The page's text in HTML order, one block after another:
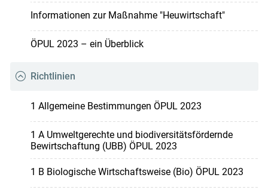
Informationen zur Maßnahme "Heuwirtschaft"
ÖPUL 2023 – ein Überblick
Richtlinien
1 Allgemeine Bestimmungen ÖPUL 2023
1 A Umweltgerechte und biodiversitätsfördernde
Bewirtschaftung (UBB) ÖPUL 2023
1 B Biologische Wirtschaftsweise (Bio) ÖPUL 2023